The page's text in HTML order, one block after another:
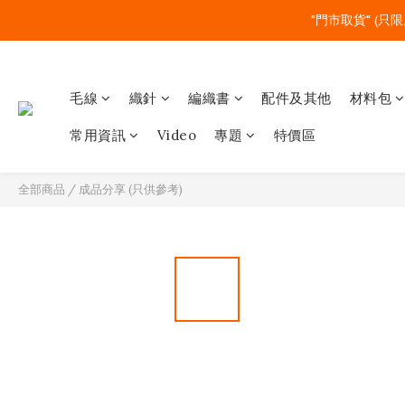
"門市取貨" (只
毛線 織針 編織書 配件及其他 材料包
常用資訊 Video 專題 特價區
全部商品 / 成品分享 (只供參考)